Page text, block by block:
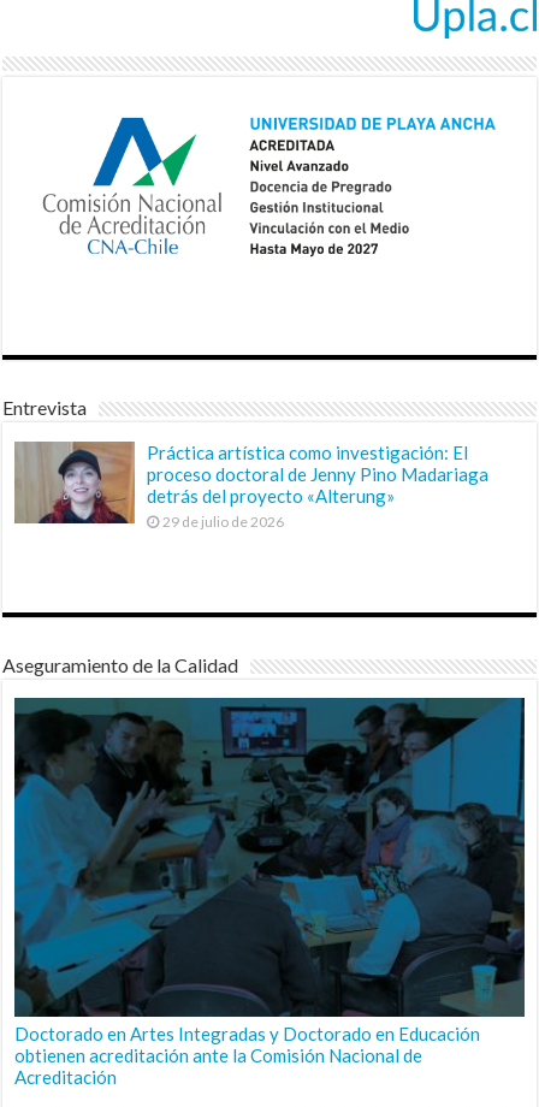
Entrevista
Práctica artística como investigación: El
proceso doctoral de Jenny Pino Madariaga
detrás del proyecto «Alterung»
29 de julio de 2026
Aseguramiento de la Calidad
Doctorado en Artes Integradas y Doctorado en Educación
obtienen acreditación ante la Comisión Nacional de
Acreditación